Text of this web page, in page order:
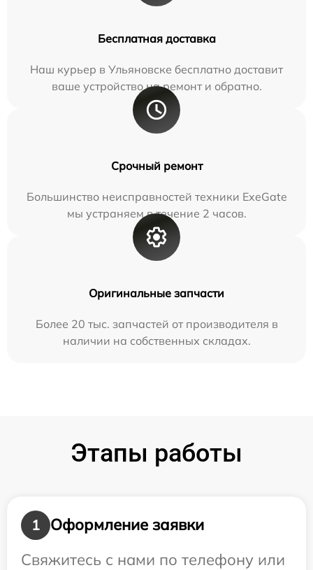
Бесплатная доставка
Наш курьер в Ульяновске бесплатно доставит
ваше устройство на ремонт и обратно.
Срочный ремонт
Большинство неисправностей техники ExeGate
мы устраняем в течение 2 часов.
Оригинальные запчасти
Более 20 тыс. запчастей от производителя в
наличии на собственных складах.
Этапы работы
1
Оформление заявки
Свяжитесь с нами по телефону или